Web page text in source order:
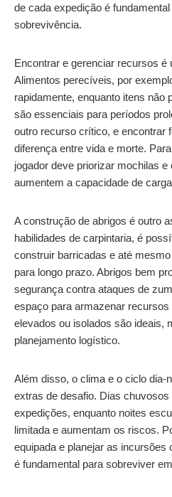
de cada expedição é
sobrevivência.
Encontrar e gerenciar recursos é
Alimentos perecíveis, por
rapidamente, enquanto itens não
são essenciais para períodos
outro recurso crítico, e encontrar
diferença entre vida e morte.
jogador deve priorizar mochilas e
aumentem a capacidade de
A construção de abrigos é outro
habilidades de carpintaria, é
construir barricadas e até
para longo prazo. Abrigos bem
segurança contra ataques de
espaço para armazenar
elevados ou isolados são ideais,
planejamento logístico.
Além disso, o clima e o ciclo dia-
extras de desafio. Dias chuvosos
expedições, enquanto noites
limitada e aumentam os riscos.
equipada e planejar as
é fundamental para sobreviver em